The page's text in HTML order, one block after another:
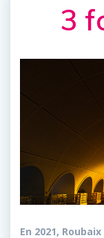
3
En 2021,